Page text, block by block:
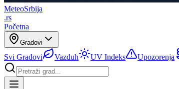
MeteoSrbija
.rs
Početna
Gradovi
Svi Gradovi Vazduh UV Indeks Upozorenja